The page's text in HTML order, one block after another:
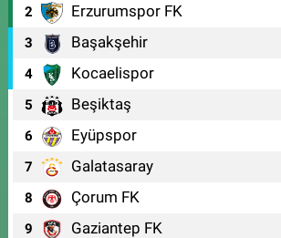
2 Erzurumspor FK
3 Başakşehir
4 Kocaelispor
5 Beşiktaş
6 Eyüpspor
7 Galatasaray
8 Çorum FK
9 Gaziantep FK